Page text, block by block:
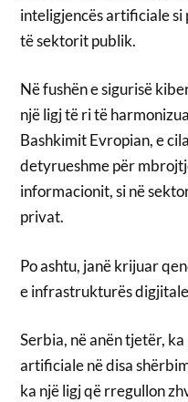
inteligjencës artificiale
të sektorit publik.
Në fushën e sigurisë
një ligj të ri të
Bashkimit Evropian, e
detyrueshme për
informacionit, si në
privat.
Po ashtu, janë krijuar
e infrastrukturës
Serbia, në anën tjetër,
artificiale në disa
ka një ligj që rregullon